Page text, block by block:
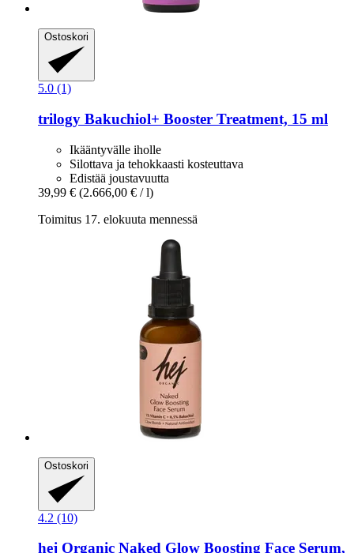
Ostoskori
5.0 (1)
trilogy Bakuchiol+ Booster Treatment, 15 ml
Ikääntyvälle iholle
Silottava ja tehokkaasti kosteuttava
Edistää joustavuutta
39,99 € (2.666,00 € / l)
Toimitus 17. elokuuta mennessä
Ostoskori
4.2 (10)
hej Organic Naked Glow Boosting Face Serum,